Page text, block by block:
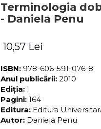
Terminologia
- Daniela Penu
10,57 Lei
ISBN: 978-606-591-076-8
Anul publicării: 2010
Ediția: I
Pagini: 164
Editura: Editura
Autor: Daniela Penu